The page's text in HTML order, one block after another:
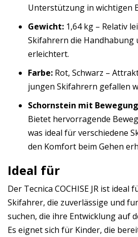
Unterstützung in wichtigen
Gewicht: 1,64 kg – Relativ
Skifahrern die Handhabung
erleichtert.
Farbe: Rot, Schwarz –
jungen Skifahrern gefallen
Schornstein mit
Bietet hervorragende
was ideal für verschiedene
den Komfort beim Gehen
Ideal für
Der Tecnica COCHISE JR ist
Skifahrer, die zuverlässige und
suchen, die ihre Entwicklung auf
Es eignet sich für Kinder, die